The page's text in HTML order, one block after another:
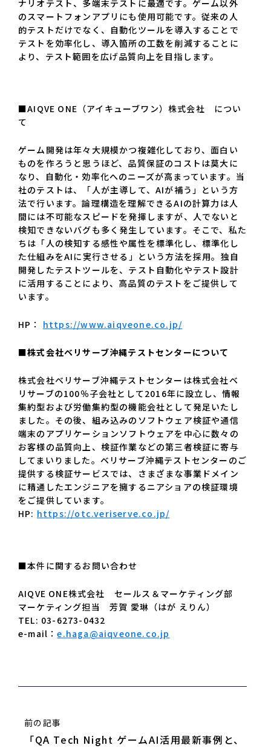
ナリオテスト、多端末テストに最適です。ゲーム以外
のスマートフォンアプリにも使用可能です。従来の人
的テストだけでなく、自動化ツールを導入することで
テストを効率化し、導入箇所の工数を削減することに
より、テスト範囲を広げ品質向上を目指します。
■AIQVE ONE（アイキューブワン）株式会社 につい
て
ゲーム開発は年々大規模かつ複雑化しており、面白い
ものを作ろうと思うほど、品質保証のコストは莫大に
なり、自動化・効率化へのニーズが高まっています。当
社のテストは、「人が主導して、AIが補う」という方
法で行います。論理構造を理解できるAIの計算力は人
間には不可能なスピードを発揮しますが、人でないと
検知できないバグも多く発生しています。そこで、私た
ちは「人の検知する感性や属性を標準化し、標準化し
た仕組みをAIに実行させる」という方法を採用。独自
開発したテストツールを、テスト自動化やテスト設計
に活用することにより、高品質のテストをご提供して
います。
HP： https://www.aiqveone.co.jp/
■株式会社ベリサーブ沖縄テストセンターについて
株式会社ベリサーブ沖縄テストセンターは株式会社ベ
リサーブの100％子会社として2016年に設立し、情報
集約型および労働集約型の機能会社として発足いたし
ました。その後、組み込みのソフトウェア検証や通信
端末のアプリケーションソフトウェアを中心に数々の
お客様の品質向上、検証作業などの第三者検証に寄与
してまいりました。ベリサーブ沖縄テストセンターのご
提供する検証サービスでは、さまざまな事業ドメイン
に精通したエンジニアを擁するニアショアの検証環境
をご提供しています。
HP: https://otc.veriserve.co.jp/
■本件に関するお問い合わせ
AIQVE ONE株式会社 セールス＆マーケティング部
マーケティング担当 芳賀 愛琳（はが えりん）
TEL: 03-6273-0432
e-mail：e.haga@aiqveone.co.jp
前の記事
「QA Tech Night ゲームAI活用最新事例と、